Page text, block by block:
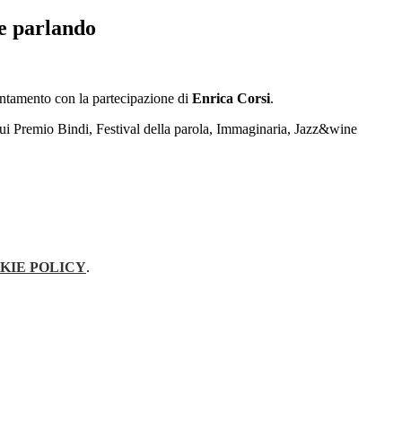
parlando
con la partecipazione di Enrica Corsi.
Premio Bindi, Festival della parola, Immaginaria, Jazz&wine
POLICY.